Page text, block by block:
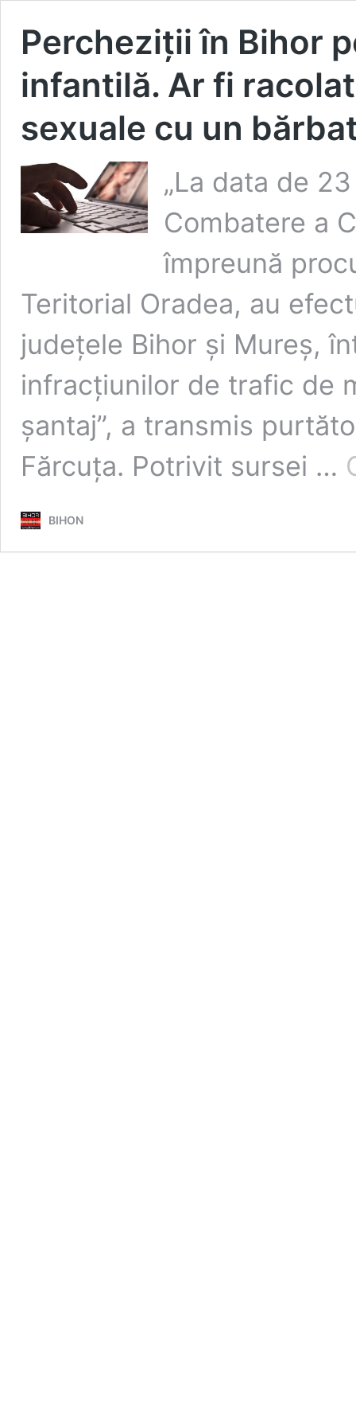
Percheziții în Bihor
infantilă. Ar fi
sexuale cu un
„La data de
Combatere a
împreună
Teritorial Oradea, au
județele Bihor și Mureș,
infracțiunilor de trafic de
șantaj”, a transmis
Fărcuța. Potrivit sursei …
BIHON